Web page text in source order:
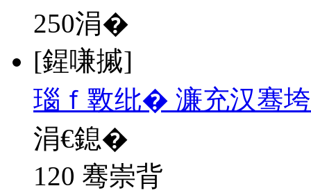
250涓�
[鍟嗛摵]
瑙ｆ斁纰� 濂充汉骞
涓€鎴�
120 骞崇背